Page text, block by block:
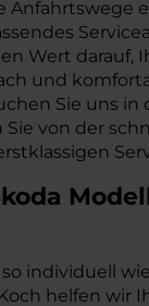
Anfahrtswege
Wert darauf,
und
Sie uns in
von der
so individuell
helfen wir